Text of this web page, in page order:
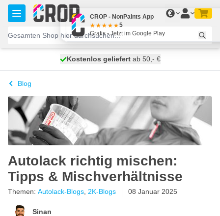
Zum Inhalt springen
€
heute versendet
Kostenlos geliefertab 50,- €
100 Tage
Blog
Autolack richtig mischen:
Tipps & Mischverhältnisse
Themen: Autolack-Blogs 2K-Blogs 08 Januar 2025
Sinan
CROP - NonPaints App
5
Gratis - Jetzt im Google Play